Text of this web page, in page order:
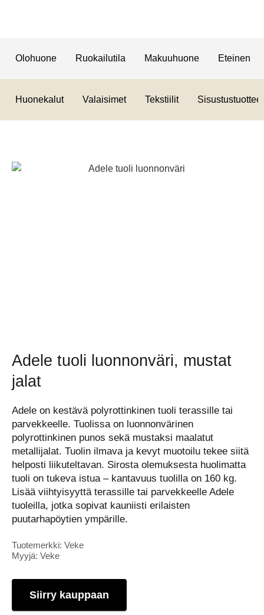
Olohuone Ruokailutila Makuuhuone Eteinen
Huonekalut Valaisimet Tekstiilit Sisustustuotteet
Adele tuoli luonnonväri, mustat
jalat
Adele on kestävä polyrottinkinen tuoli terassille tai
parvekkeelle. Tuolissa on luonnonvärinen
polyrottinkinen punos sekä mustaksi maalatut
metallijalat. Tuolin ilmava ja kevyt muotoilu tekee siitä
helposti liikuteltavan. Sirosta olemuksesta huolimatta
tuoli on tukeva istua – kantavuus tuolilla on 160 kg.
Lisää viihtyisyyttä terassille tai parvekkeelle Adele
tuoleilla, jotka sopivat kauniisti erilaisten
puutarhapöytien ympärille.
Tuotemerkki: Veke
Myyjä: Veke
Siirry kauppaan